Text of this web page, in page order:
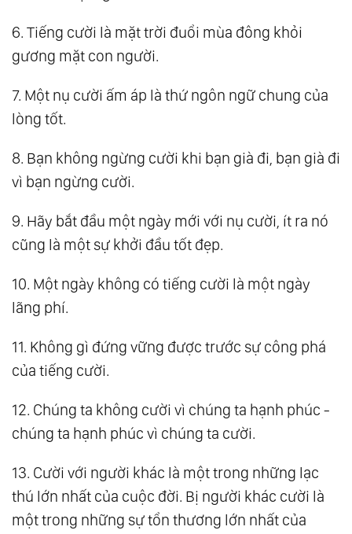
6. Tiếng cười là mặt trời đuổi mùa đông khỏi
gương mặt con người.
7. Một nụ cười ấm áp là thứ ngôn ngữ chung của
lòng tốt.
8. Bạn không ngừng cười khi bạn già đi, bạn già đi
vì bạn ngừng cười.
9. Hãy bắt đầu một ngày mới với nụ cười, ít ra nó
cũng là một sự khởi đầu tốt đẹp.
10. Một ngày không có tiếng cười là một ngày
lãng phí.
11. Không gì đứng vững được trước sự công phá
của tiếng cười.
12. Chúng ta không cười vì chúng ta hạnh phúc -
chúng ta hạnh phúc vì chúng ta cười.
13. Cười với người khác là một trong những lạc
thú lớn nhất của cuộc đời. Bị người khác cười là
một trong những sự tổn thương lớn nhất của